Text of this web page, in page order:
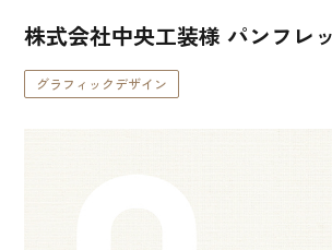
株式会社中央工装様 パンフレ
グラフィックデザイン